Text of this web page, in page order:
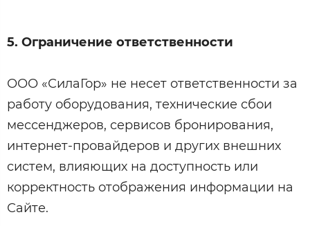
5. Ограничение ответственности
ООО «СилаГор» не несет ответственности за
работу оборудования, технические сбои
мессенджеров, сервисов бронирования,
интернет-провайдеров и других внешних
систем, влияющих на доступность или
корректность отображения информации на
Сайте.